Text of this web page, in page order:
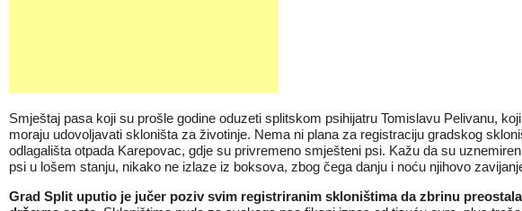
Smještaj pasa koji su prošle godine oduzeti splitskom psihijatru Tomislavu Pelivanu,
moraju udovoljavati skloništa za životinje. Nema ni plana za registraciju gradskog
odlagališta otpada Karepovac, gdje su privremeno smješteni psi. Kažu da su
psi u lošem stanju, nikako ne izlaze iz boksova, zbog čega danju i noću njihovo
Grad Split uputio je jučer poziv svim registriranim skloništima da zbrinu